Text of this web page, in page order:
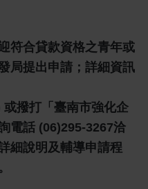
符合貸款資格之青年或
局提出申請；詳細資訊
或撥打「臺南市強化企
電話 (06)295-3267洽
細說明及輔導申請程